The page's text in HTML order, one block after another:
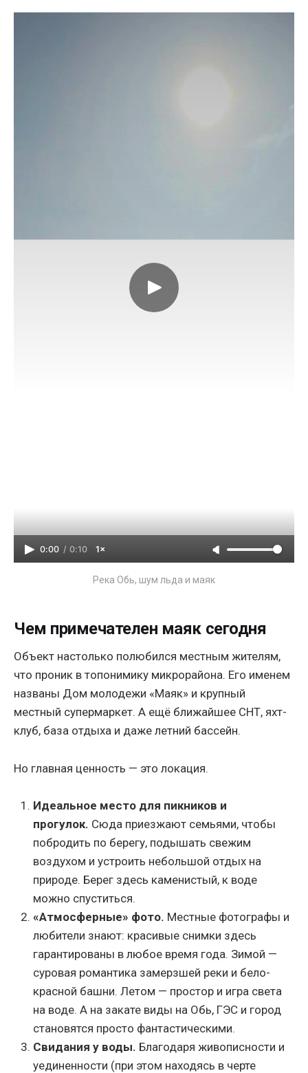
0:00 / 0:10 1×
Река Обь, шум льда и маяк
Чем примечателен маяк сегодня
Объект настолько полюбился местным жителям,
что проник в топонимику микрорайона. Его именем
названы Дом молодежи «Маяк» и крупный
местный супермаркет. А ещё ближайшее СНТ, яхт-
клуб, база отдыха и даже летний бассейн.
Но главная ценность — это локация.
Идеальное место для пикников и
прогулок. Сюда приезжают семьями, чтобы
побродить по берегу, подышать свежим
воздухом и устроить небольшой отдых на
природе. Берег здесь каменистый, к воде
можно спуститься.
«Атмосферные» фото. Местные фотографы и
любители знают: красивые снимки здесь
гарантированы в любое время года. Зимой —
суровая романтика замерзшей реки и бело-
красной башни. Летом — простор и игра света
на воде. А на закате виды на Обь, ГЭС и город
становятся просто фантастическими.
Свидания у воды. Благодаря живописности и
уединенности (при этом находясь в черте